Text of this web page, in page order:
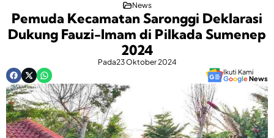
News
Pemuda Kecamatan Saronggi Deklarasi
Dukung Fauzi-Imam di Pilkada Sumenep
2024
Pada23 Oktober 2024
Ikuti Kami
GoogleNews